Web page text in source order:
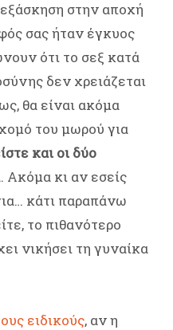
στην αποχή
σας ήταν έγκυος
ότι το σεξ κατά
δεν χρειάζεται
θα είναι ακόμα
του μωρού για
και οι δύο
Ακόμα κι αν εσείς
κάτι παραπάνω
το πιθανότερο
νικήσει τη γυναίκα
ειδικούς, αν η